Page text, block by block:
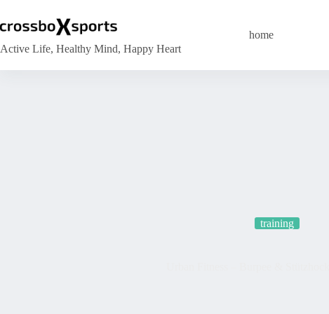
springen
Active Life, Healthy Mind, Happy Heart
home
training